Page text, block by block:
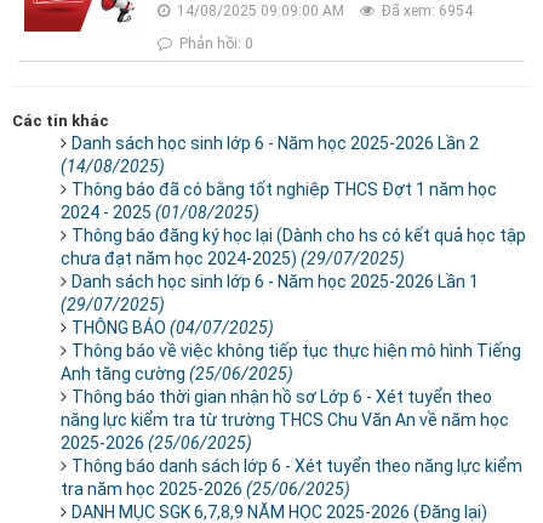
14/08/2025 09:09:00 AM
Đã xem: 6954
Phản hồi: 0
Các tin khác
Danh sách học sinh lớp 6 - Năm học 2025-2026 Lần 2
(14/08/2025)
Thông báo đã có bằng tốt nghiệp THCS Đợt 1 năm học
2024 - 2025 (01/08/2025)
Thông báo đăng ký học lại (Dành cho hs có kết quả học tập
chưa đạt năm học 2024-2025) (29/07/2025)
Danh sách học sinh lớp 6 - Năm học 2025-2026 Lần 1
(29/07/2025)
THÔNG BÁO (04/07/2025)
Thông báo về việc không tiếp tục thực hiện mô hình Tiếng
Anh tăng cường (25/06/2025)
Thông báo thời gian nhận hồ sơ Lớp 6 - Xét tuyển theo
năng lực kiểm tra từ trường THCS Chu Văn An về năm học
2025-2026 (25/06/2025)
Thông báo danh sách lớp 6 - Xét tuyển theo năng lực kiểm
tra năm học 2025-2026 (25/06/2025)
DANH MỤC SGK 6,7,8,9 NĂM HỌC 2025-2026 (Đăng lại)